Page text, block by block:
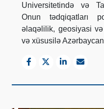
Universitetində və
Onun tədqiqatları
əlaqəlilik, geosiyasi
və xüsusilə